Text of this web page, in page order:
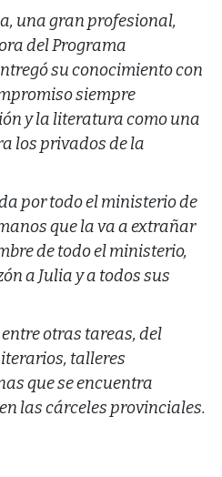
una gran profesional,
del Programa
su conocimiento con
siempre
y la literatura como una
los privados de la
por todo el ministerio de
que la va a extrañar
de todo el ministerio,
a Julia y a todos sus
otras tareas, del
talleres
que se encuentra
las cárceles provinciales.